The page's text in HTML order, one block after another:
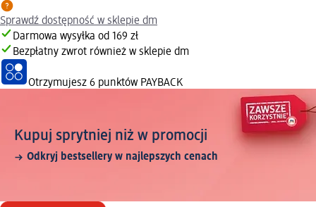
Sprawdź dostępność w sklepie dm
Darmowa wysyłka od 169 zł
Bezpłatny zwrot również w sklepie dm
Otrzymujesz 6 punktów PAYBACK
Kupuj sprytniej niż w promocji
Odkryj bestsellery w najlepszych cenach